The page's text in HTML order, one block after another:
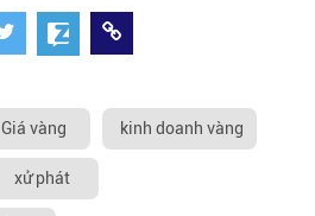
Giá vàng kinh doanh vàng
xử phát